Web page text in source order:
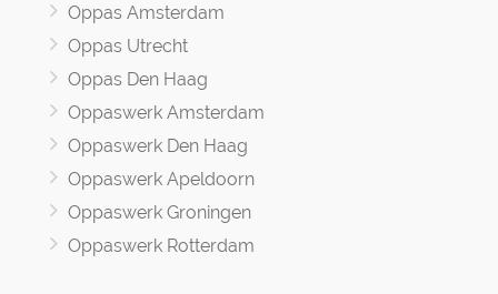
Oppas Amsterdam
Oppas Utrecht
Oppas Den Haag
Oppaswerk Amsterdam
Oppaswerk Den Haag
Oppaswerk Apeldoorn
Oppaswerk Groningen
Oppaswerk Rotterdam